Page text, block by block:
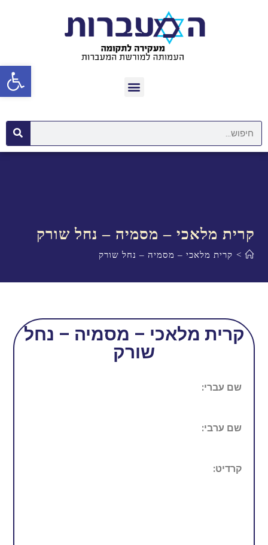
קרית מלאכי – מסמיה – נחל שורק
> קרית מלאכי – מסמיה – נחל שורק
קרית מלאכי – מסמיה – נחל
שורק
שם עברי:
שם ערבי:
קרדיט:
פתח סרגל נגישות